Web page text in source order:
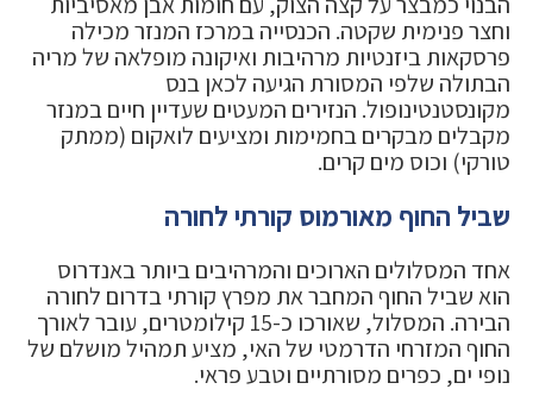
וחצר פנימית שקטה. הכנסייה במרכז המנזר מכילה
פרסקאות ביזנטיות מרהיבות ואיקונה מופלאה של מריה
הבתולה שלפי המסורת הגיעה לכאן בנס
מקונסטנטינופול. הנזירים המעטים שעדיין חיים במנזר
מקבלים מבקרים בחמימות ומציעים לואקום (ממתק
טורקי) וכוס מים קרים.
שביל החוף מאורמוס קורתי לחורה
אחד המסלולים הארוכים והמרהיבים ביותר באנדרוס
הוא שביל החוף המחבר את מפרץ קורתי בדרום לחורה
הבירה. המסלול, שאורכו כ-15 קילומטרים, עובר לאורך
החוף המזרחי הדרמטי של האי, מציע תמהיל מושלם של
נופי ים, כפרים מסורתיים וטבע פראי.